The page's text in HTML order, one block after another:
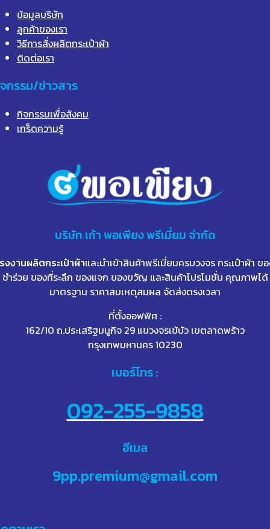
ข้อมูลบริษัท
ลูกค้าของเรา
วิธีการสั่งผลิตกระเป๋าผ้า
ติดต่อเรา
กรรม/ข่าวสาร
กิจกรรมเพื่อสังคม
เกร็ดความรู้
บริษัท เก้าพอเพียง พรีเมี่ยม จำกัด
งงานผลิตกระเป๋าผ้าและนำเข้าสินค้าพรีเมี่ยมครบวงจร กระเป๋าผ้า ข
ชำร่วย ของที่ระลึก ของแจก ของขวัญ และสินค้าโปรโมชั่น คุณภาพได้
มาตรฐาน ราคาสมเหตุสมผล จัดส่งตรงเวลา
ที่ตั้งออฟฟิศ :
162/10 ถ.ประเสริฐมนูกิจ 29 แขวงจรเข้บัว เขตลาดพร้าว
กรุงเทพมหานคร 10230
เบอร์โทร :
092-255-9858
อีเมล
9pp.premium@gmail.com